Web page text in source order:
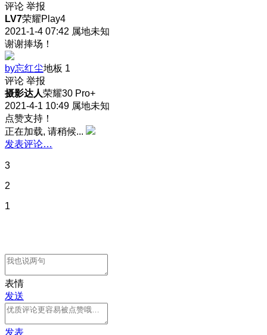
评论 举报
LV7荣耀Play4
2021-1-4 07:42 属地未知
谢谢捧场！
by忘红尘地板 1
评论 举报
摄影达人荣耀30 Pro+
2021-4-1 10:49 属地未知
点赞支持！
正在加载, 请稍候...
发表评论…
3
2
1
表情
发送
发表